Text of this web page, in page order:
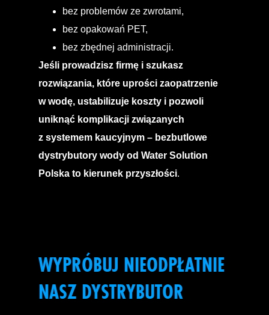
bez problemów ze zwrotami,
bez opakowań PET,
bez zbędnej administracji.
Jeśli prowadzisz firmę i szukasz
rozwiązania, które uprości zaopatrzenie
w wodę, ustabilizuje koszty i pozwoli
uniknąć komplikacji związanych
z systemem kaucyjnym – bezbutlowe
dystrybutory wody od Water Solution
Polska to kierunek przyszłości.
WYPRÓBUJ NIEODPŁATNIE
NASZ DYSTRYBUTOR